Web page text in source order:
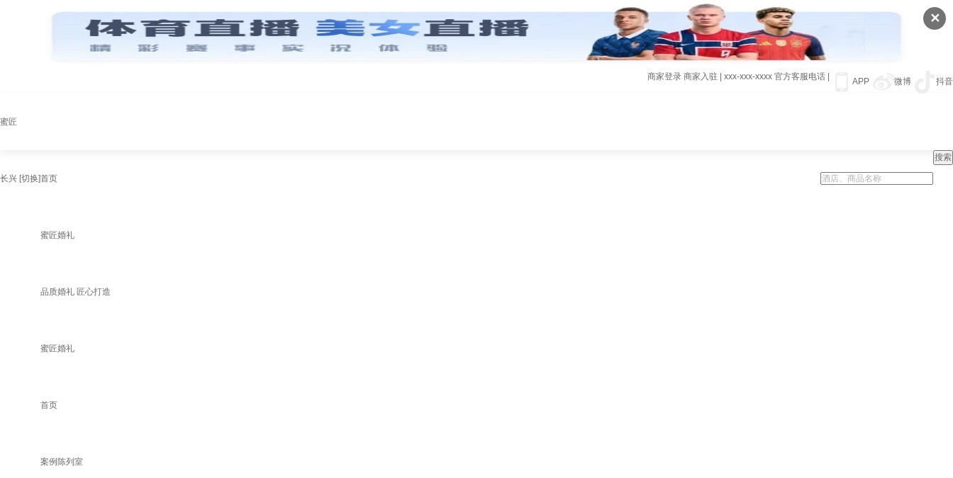
✕
APP 微博 抖音
商家登录 商家入驻 xxx-xxx-xxxx 官方客服电话
蜜匠
长兴 [切换]首页
蜜匠婚礼
品质婚礼 匠心打造
蜜匠婚礼
首页
案例陈列室